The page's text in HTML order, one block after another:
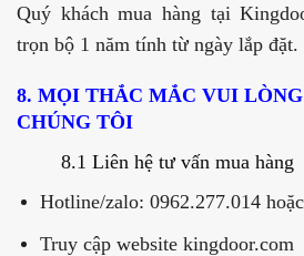
Quý khách mua hàng tại
trọn bộ 1 năm tính từ ngày lắp đặt.
8. MỌI THẮC MẮC VUI
CHÚNG TÔI
8.1 Liên hệ tư vấn mua hàng
Hotline/zalo: 0962.277.014
Truy cập website kingdoor.com